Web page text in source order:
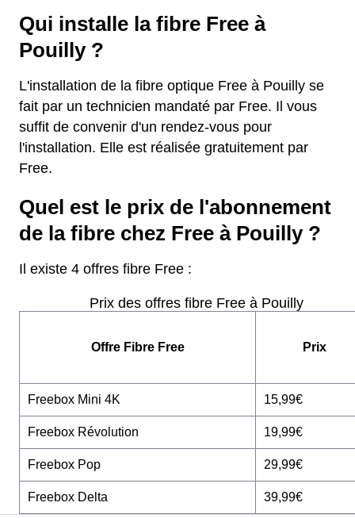
Qui installe la fibre Free à
Pouilly ?
L'installation de la fibre optique Free à Pouilly se
fait par un technicien mandaté par Free. Il vous
suffit de convenir d'un rendez-vous pour
l'installation. Elle est réalisée gratuitement par
Free.
Quel est le prix de l'abonnement
de la fibre chez Free à Pouilly ?
Il existe 4 offres fibre Free :
Prix des offres fibre Free à Pouilly
Offre Fibre Free Prix
Freebox Mini 4K 15,99€
Freebox Révolution 19,99€
Freebox Pop 29,99€
Freebox Delta 39,99€